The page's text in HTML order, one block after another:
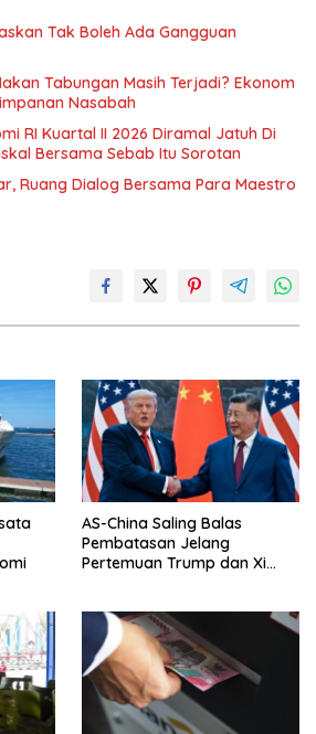
Tak Boleh Ada Gangguan
Tabungan Masih Terjadi? Ekonom
Nasabah
RI Kuartal II 2026 Diramal Jatuh Di
Bersama Sebab Itu Sorotan
Ruang Dialog Bersama Para Maestro
AS-China Saling Balas
Pembatasan Jelang
Pertemuan Trump dan Xi